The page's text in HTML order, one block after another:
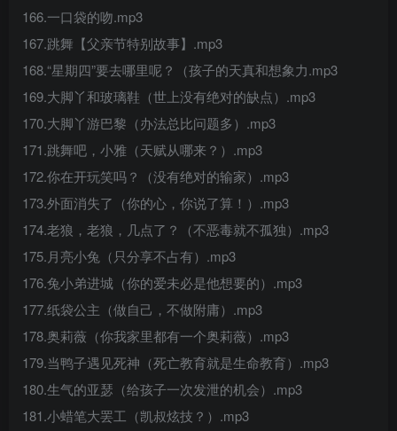
166.一口袋的吻.mp3
167.跳舞【父亲节特别故事】.mp3
168.“星期四”要去哪里呢？（孩子的天真和想象力.mp3
169.大脚丫和玻璃鞋（世上没有绝对的缺点）.mp3
170.大脚丫游巴黎（办法总比问题多）.mp3
171.跳舞吧，小雅（天赋从哪来？）.mp3
172.你在开玩笑吗？（没有绝对的输家）.mp3
173.外面消失了（你的心，你说了算！）.mp3
174.老狼，老狼，几点了？（不恶毒就不孤独）.mp3
175.月亮小兔（只分享不占有）.mp3
176.兔小弟进城（你的爱未必是他想要的）.mp3
177.纸袋公主（做自己，不做附庸）.mp3
178.奥莉薇（你我家里都有一个奥莉薇）.mp3
179.当鸭子遇见死神（死亡教育就是生命教育）.mp3
180.生气的亚瑟（给孩子一次发泄的机会）.mp3
181.小蜡笔大罢工（凯叔炫技？）.mp3